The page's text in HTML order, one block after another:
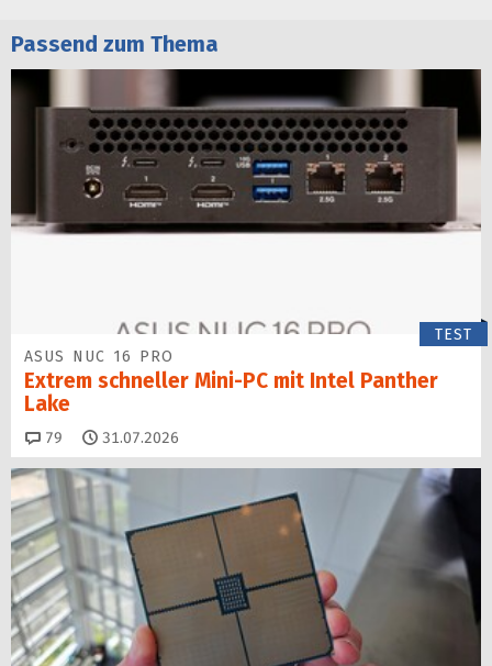
Passend zum Thema
TEST
ASUS NUC 16 PRO
Extrem schneller Mini-PC mit Intel Panther
Lake
79 Kommentare
31.07.2026